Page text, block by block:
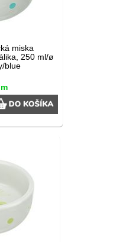
miska
250 ml/ø
blue